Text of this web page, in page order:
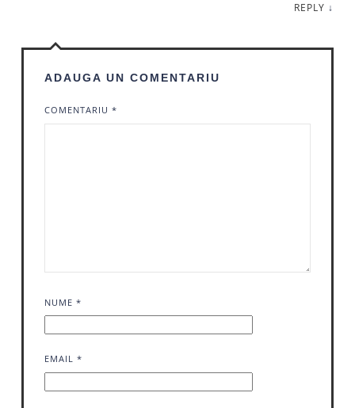
REPLY ↓
ADAUGA UN COMENTARIU
COMENTARIU *
NUME *
EMAIL *